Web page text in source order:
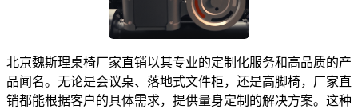
北京魏斯理桌椅厂家直销以其专业的定制化服务和高品质的产
品闻名。无论是会议桌、落地式文件柜，还是高脚椅，厂家直
销都能根据客户的具体需求，提供量身定制的解决方案。这种